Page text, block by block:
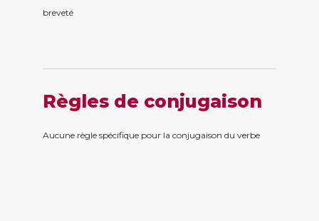
breveté
Règles de conjugaison
Aucune règle spécifique pour la conjugaison du verbe